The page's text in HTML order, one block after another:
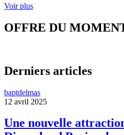
Voir plus
OFFRE DU
Derniers articles
baptdelmas
12 avril 2025
Une nouvelle